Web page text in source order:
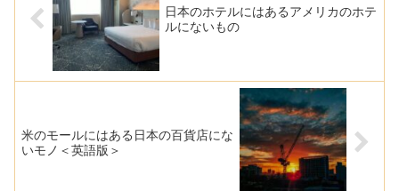
日本のホテルにはあるアメリカのホテ
ルにないもの
米のモールにはある日本の百貨店にな
いモノ＜英語版＞